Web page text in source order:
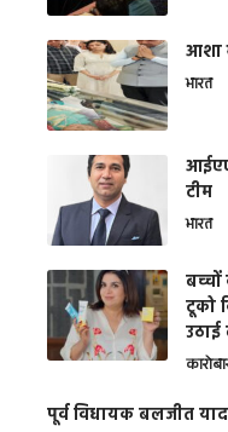
आशा
भारत
टीम
भारत
टूको
पूर्व विधायक बलजीत